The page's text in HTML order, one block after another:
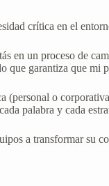
crítica en el
en un proceso de
que garantiza que mi
(personal o
palabra y cada
a transformar su